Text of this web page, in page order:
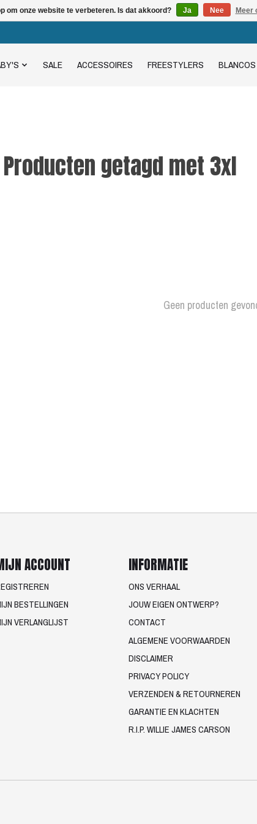
SALE ACCESSOIRES FREESTYLERS BLANCOS
Producten getagd met 3xl
Geen producten
ACCOUNT
BESTELLINGEN
VERLANGLIJST
INFORMATIE
ONS VERHAAL
JOUW EIGEN ONTWERP?
CONTACT
ALGEMENE VOORWAARDEN
DISCLAIMER
PRIVACY POLICY
VERZENDEN & RETOURNEREN
GARANTIE EN KLACHTEN
R.I.P. WILLIE JAMES CARSON
om onze website te verbeteren. Is dat akkoord? Ja Nee Meer